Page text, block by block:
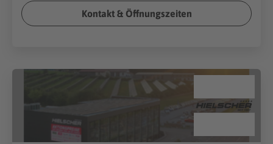
Kontakt & Öffnungszeiten